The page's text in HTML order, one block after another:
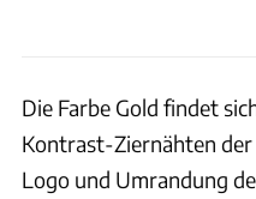
Die Farbe Gold findet
Kontrast-Ziernähten
Logo und Umrandung